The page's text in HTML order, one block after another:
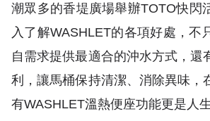
潮眾多的香堤廣場舉辦TOTO快閃
入了解WASHLET的各項好處，不
自需求提供最適合的沖水方式，還
利，讓馬桶保持清潔、消除異味，
有WASHLET溫熱便座功能更是人